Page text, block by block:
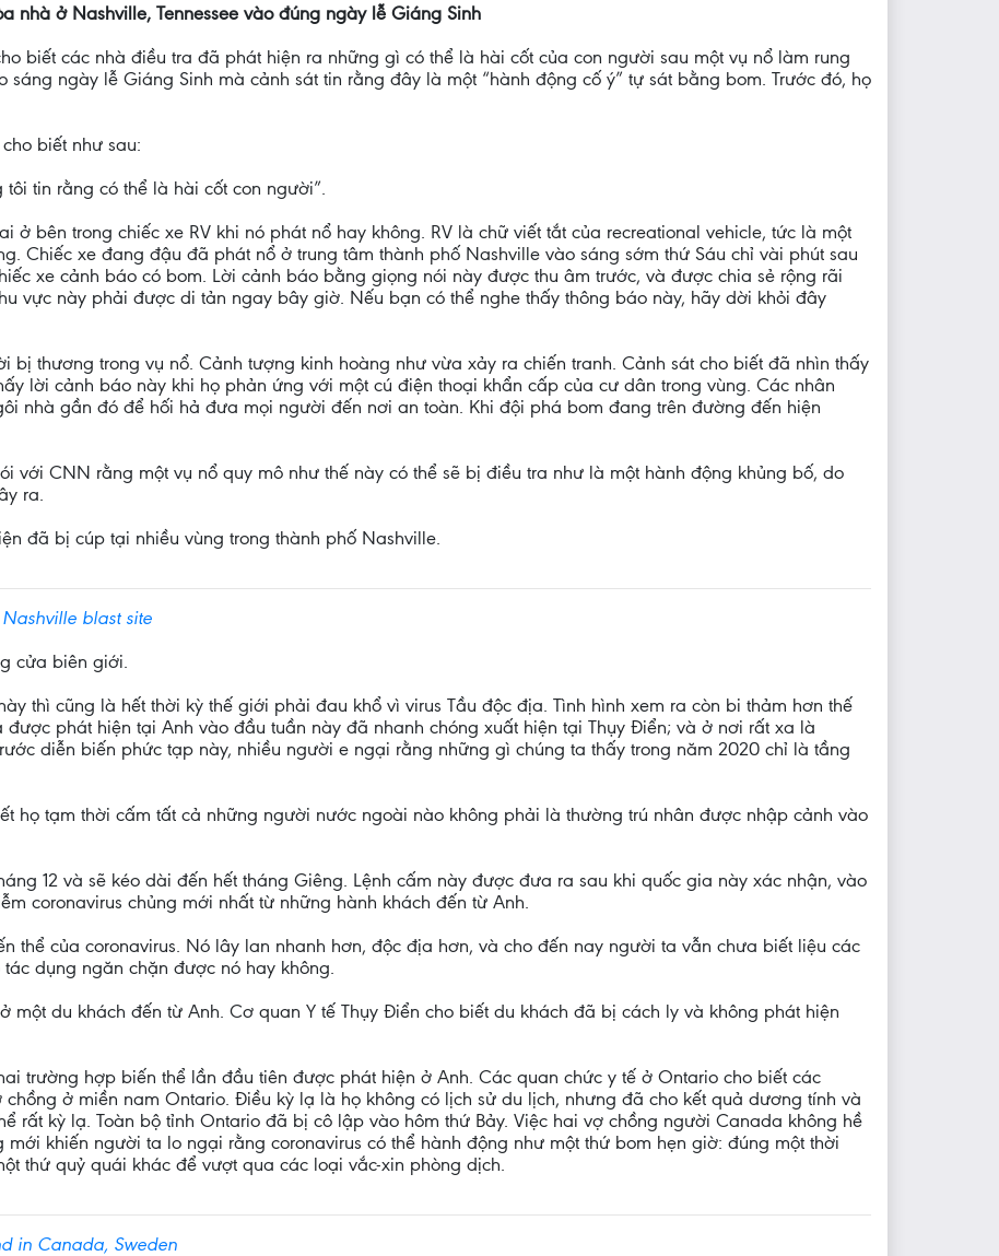
nhà ở Nashville, Tennessee vào đúng ngày lễ Giáng Sinh
biết các nhà điều tra đã phát hiện ra những gì có thể là hài cốt của con người sau một vụ nổ làm rung
sáng ngày lễ Giáng Sinh mà cảnh sát tin rằng đây là một “hành động cố ý” tự sát bằng bom. Trước đó, họ
biết như sau:
tin rằng có thể là hài cốt con người”.
ở bên trong chiếc xe RV khi nó phát nổ hay không. RV là chữ viết tắt của recreational vehicle, tức là một
Chiếc xe đang đậu đã phát nổ ở trung tâm thành phố Nashville vào sáng sớm thứ Sáu chỉ vài phút sau
xe cảnh báo có bom. Lời cảnh báo bằng giọng nói này được thu âm trước, và được chia sẻ rộng rãi
vực này phải được di tản ngay bây giờ. Nếu bạn có thể nghe thấy thông báo này, hãy dời khỏi đây
bị thương trong vụ nổ. Cảnh tượng kinh hoàng như vừa xảy ra chiến tranh. Cảnh sát cho biết đã nhìn thấy
lời cảnh báo này khi họ phản ứng với một cú điện thoại khẩn cấp của cư dân trong vùng. Các nhân
nhà gần đó để hối hả đưa mọi người đến nơi an toàn. Khi đội phá bom đang trên đường đến hiện
với CNN rằng một vụ nổ quy mô như thế này có thể sẽ bị điều tra như là một hành động khủng bố, do
ra.
đã bị cúp tại nhiều vùng trong thành phố Nashville.
blast site
cửa biên giới.
thì cũng là hết thời kỳ thế giới phải đau khổ vì virus Tầu độc địa. Tình hình xem ra còn bi thảm hơn thế
phát hiện tại Anh vào đầu tuần này đã nhanh chóng xuất hiện tại Thụy Điển; và ở nơi rất xa là
diễn biến phức tạp này, nhiều người e ngại rằng những gì chúng ta thấy trong năm 2020 chỉ là tầng
họ tạm thời cấm tất cả những người nước ngoài nào không phải là thường trú nhân được nhập cảnh vào
12 và sẽ kéo dài đến hết tháng Giêng. Lệnh cấm này được đưa ra sau khi quốc gia này xác nhận, vào
coronavirus chủng mới nhất từ những hành khách đến từ Anh.
thể của coronavirus. Nó lây lan nhanh hơn, độc địa hơn, và cho đến nay người ta vẫn chưa biết liệu các
dụng ngăn chặn được nó hay không.
một du khách đến từ Anh. Cơ quan Y tế Thụy Điển cho biết du khách đã bị cách ly và không phát hiện
trường hợp biến thể lần đầu tiên được phát hiện ở Anh. Các quan chức y tế ở Ontario cho biết các
ở miền nam Ontario. Điều kỳ lạ là họ không có lịch sử du lịch, nhưng đã cho kết quả dương tính và
rất kỳ lạ. Toàn bộ tỉnh Ontario đã bị cô lập vào hôm thứ Bảy. Việc hai vợ chồng người Canada không hề
khiến người ta lo ngại rằng coronavirus có thể hành động như một thứ bom hẹn giờ: đúng một thời
thứ quỷ quái khác để vượt qua các loại vắc-xin phòng dịch.
in Canada, Sweden